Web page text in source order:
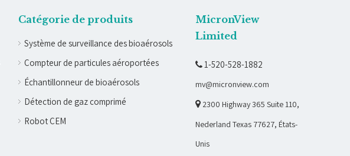
Catégorie de produits
Système de surveillance des bioaérosols
Compteur de particules aéroportées
Échantillonneur de bioaérosols
Détection de gaz comprimé
Robot CEM
MicronView
Limited
 1-520-528-1882
mv@micronview.com
 2300 Highway 365 Suite 110,
Nederland Texas 77627, États-
Unis